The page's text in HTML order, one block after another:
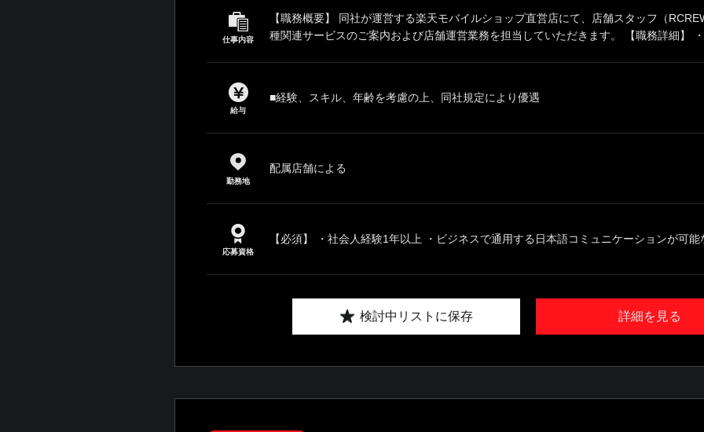
仕事内容
【職務概要】 同社が運営する楽天モバイルショップ直営店にて、店舗スタッフ（
種関連サービスのご案内および店舗運営業務を担当していただきます。 【職務詳細】
給与
■経験、スキル、年齢を考慮の上、同社規定により優遇
勤務地
配属店舗による
応募資格
【必須】 ・社会人経験1年以上 ・ビジネスで通用する日本語コミュニケーションが可能
詳細を見る
検討中リストに保存